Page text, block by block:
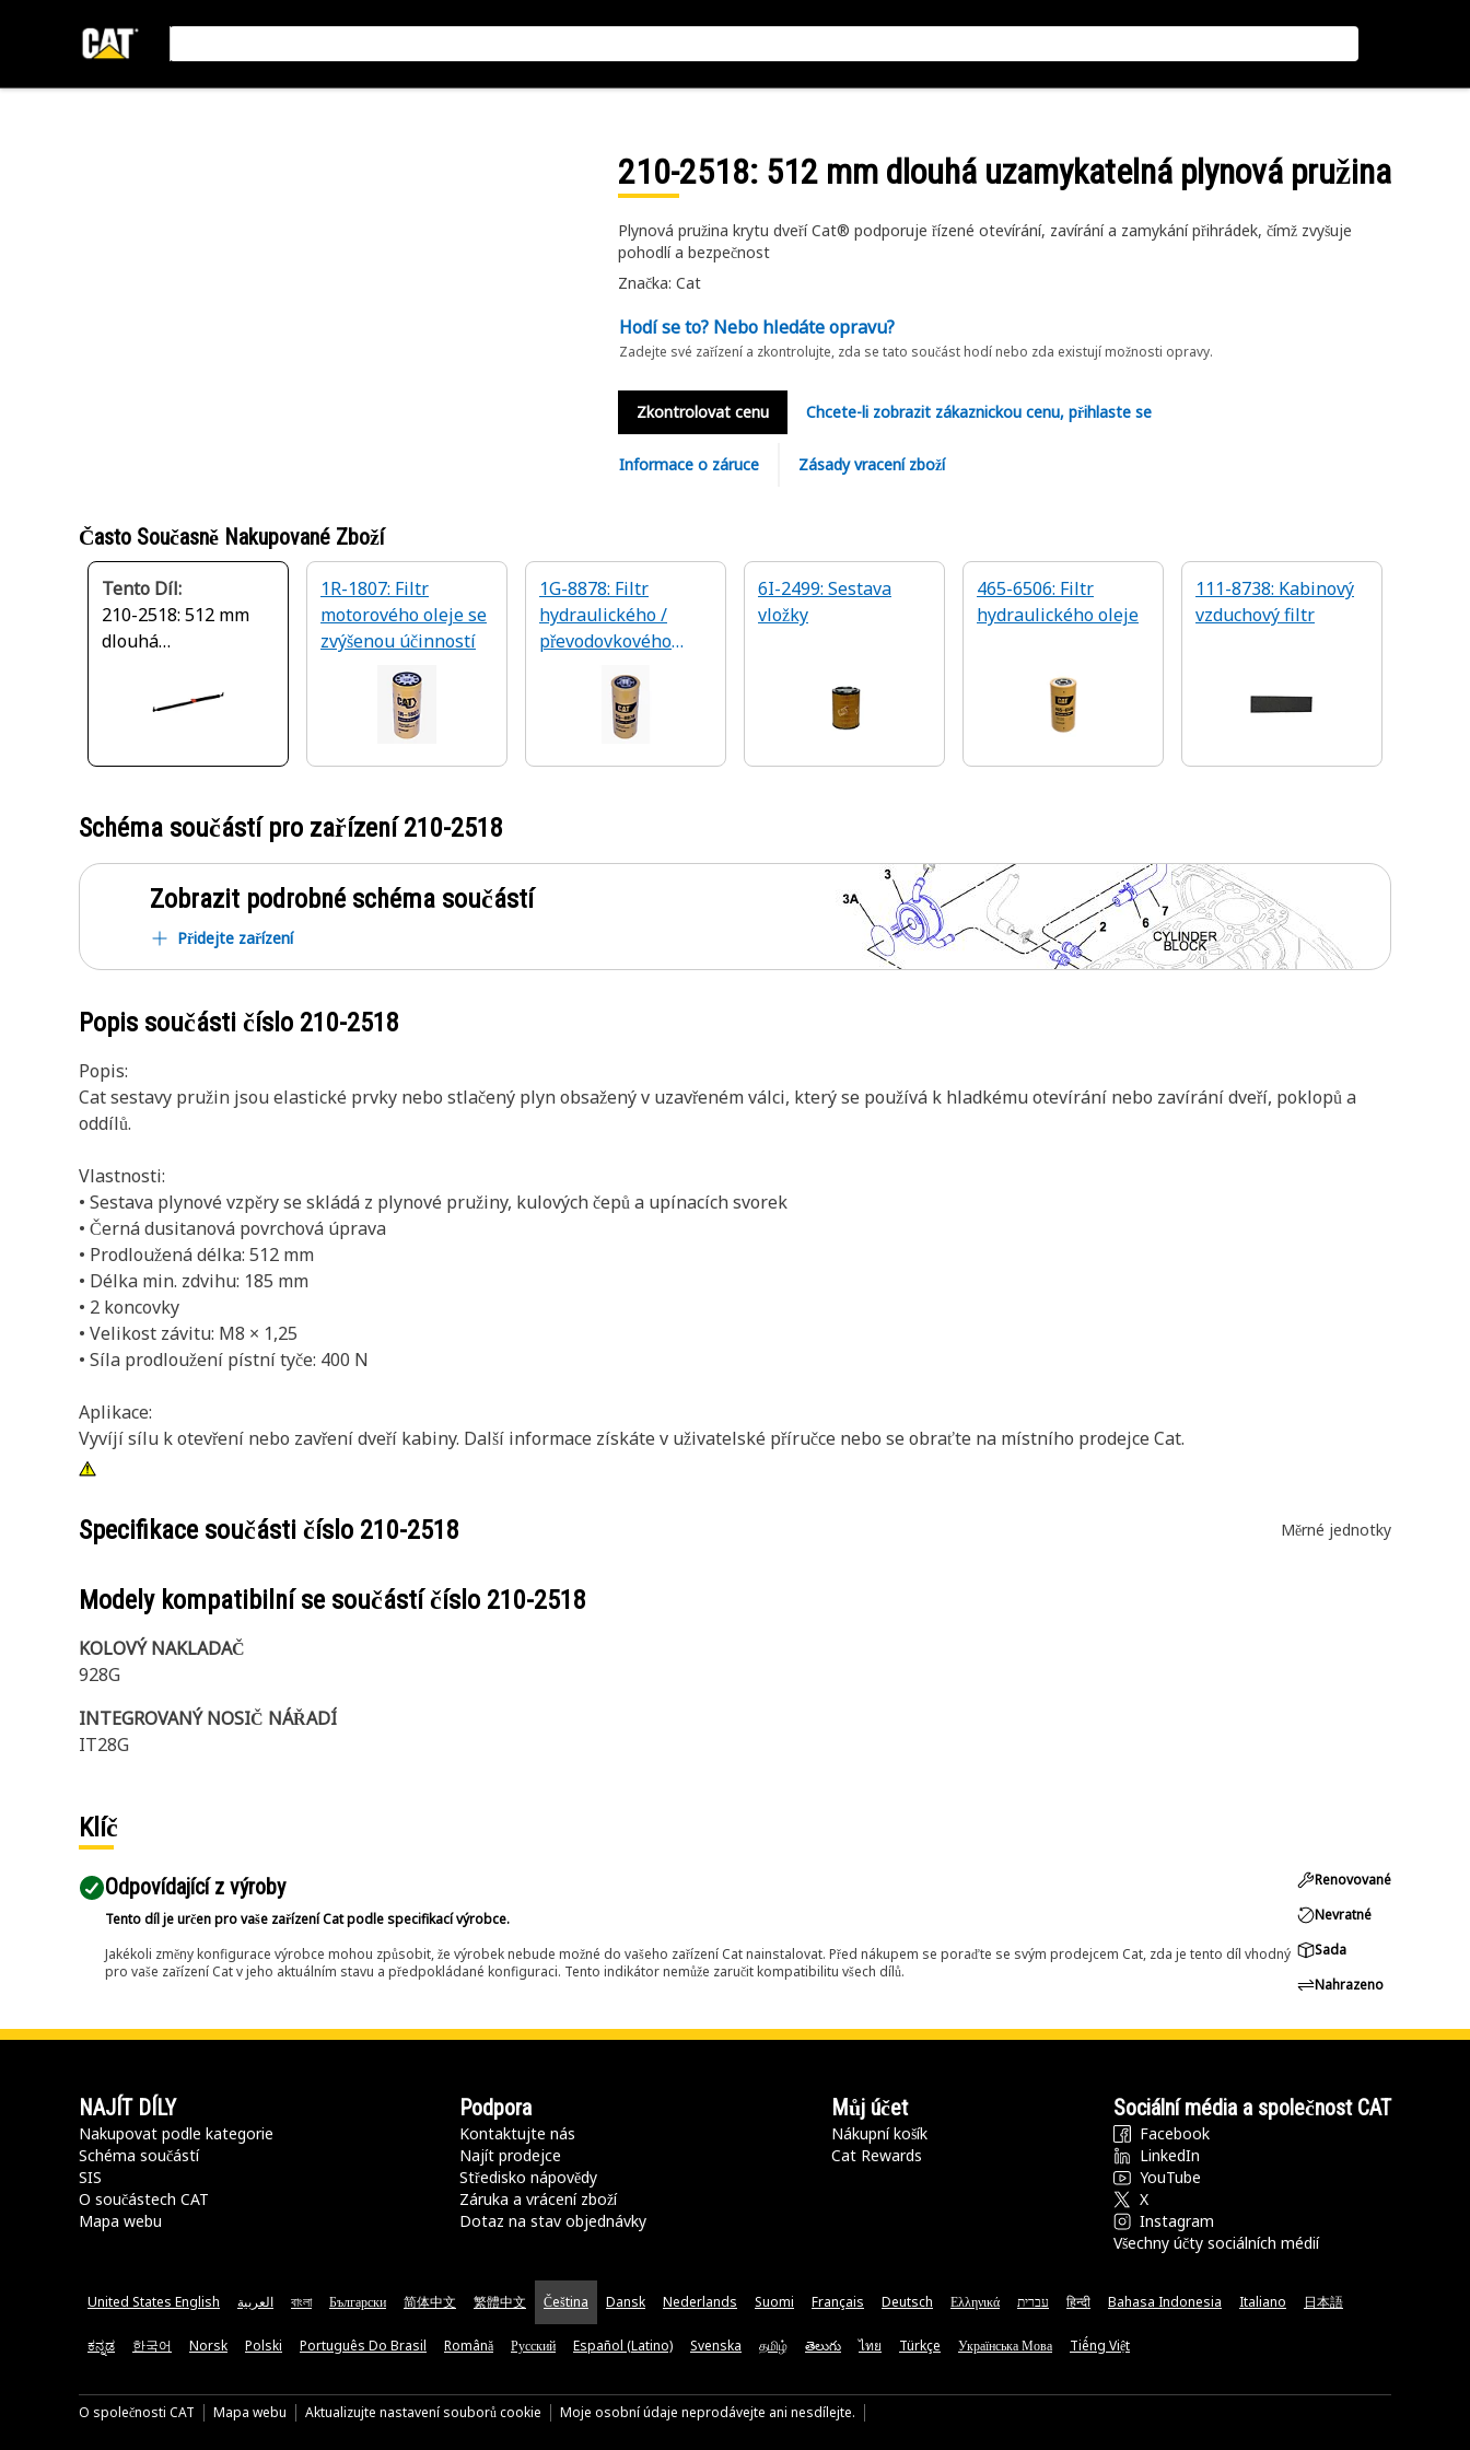
210-2518: 512 mm dlouhá uzamykatelná plynová pružina
Plynová pružina krytu dveří Cat® podporuje řízené otevírání, zavírání a zamykání přihrádek, čímž zvyšuje
pohodlí a bezpečnost
Značka: Cat
Hodí se to? Nebo hledáte opravu?
Zadejte své zařízení a zkontrolujte, zda se tato součást hodí nebo zda existují možnosti opravy.
Zkontrolovat cenu Chcete-li zobrazit zákaznickou cenu, přihlaste se
Informace o záruce Zásady vracení zboží
Často Současně Nakupované Zboží
Tento Díl:
210-2518: 512 mm
dlouhá
plynová pružina
1R-1807: Filtr
motorového oleje se
zvýšenou účinností
1G-8878: Filtr
hydraulického /
převodovkového
6I-2499: Sestava
vložky
465-6506: Filtr
hydraulického oleje
111-8738: Kabinový
vzduchový filtr
Schéma součástí pro zařízení210-2518
Zobrazit podrobné schéma součástí
Přidejte zařízení
Popis součásti číslo 210-2518
Popis:
Cat sestavy pružin jsou elastické prvky nebo stlačený plyn obsažený v uzavřeném válci, který se používá k hladkému otevírání nebo zavírání dveří, poklopů a
oddílů.
Vlastnosti:
• Sestava plynové vzpěry se skládá z plynové pružiny, kulových čepů a upínacích svorek
• Černá dusitanová povrchová úprava
• Prodloužená délka: 512 mm
• Délka min. zdvihu: 185 mm
• 2 koncovky
• Velikost závitu: M8 × 1,25
• Síla prodloužení pístní tyče: 400 N
Aplikace:
Vyvíjí sílu k otevření nebo zavření dveří kabiny. Další informace získáte v uživatelské příručce nebo se obraťte na místního prodejce Cat.
Specifikace součásti číslo 210-2518 Měrné jednotky
Modely kompatibilní se součástí číslo 210-2518
KOLOVÝ NAKLADAČ
928G
INTEGROVANÝ NOSIČ NÁŘADÍ
IT28G
Klíč
Odpovídající z výroby
Tento díl je určen pro vaše zařízení Cat podle specifikací výrobce.
Jakékoli změny konfigurace výrobce mohou způsobit, že výrobek nebude možné do vašeho zařízení Cat nainstalovat. Před nákupem se poraďte se svým prodejcem Cat, zda je tento díl vhodný
pro vaše zařízení Cat v jeho aktuálním stavu a předpokládané konfiguraci. Tento indikátor nemůže zaručit kompatibilitu všech dílů.
Renovované
Nevratné
Sada
Nahrazeno
NAJÍT DÍLY
Nakupovat podle kategorie
Schéma součástí
SIS
O součástech CAT
Mapa webu
Podpora
Kontaktujte nás
Najít prodejce
Středisko nápovědy
Záruka a vrácení zboží
Dotaz na stav objednávky
Můj účet
Nákupní košík
Cat Rewards
Sociální média a společnost CAT
Facebook
LinkedIn
YouTube
X
Instagram
Všechny účty sociálních médií
United States English العربية বাংলা Български 简体中文 繁體中文 Čeština Dansk Nederlands Suomi Français Deutsch Ελληνικά עברית हिन्दी Bahasa Indonesia Italiano 日本語
ಕನ್ನಡ 한국어 Norsk Polski Português Do Brasil Română Русский Español (Latino) Svenska தமிழ் తెలుగు ไทย Türkçe Українська Мова Tiếng Việt
O společnosti CAT Mapa webu Aktualizujte nastavení souborů cookie Moje osobní údaje neprodávejte ani nesdílejte.